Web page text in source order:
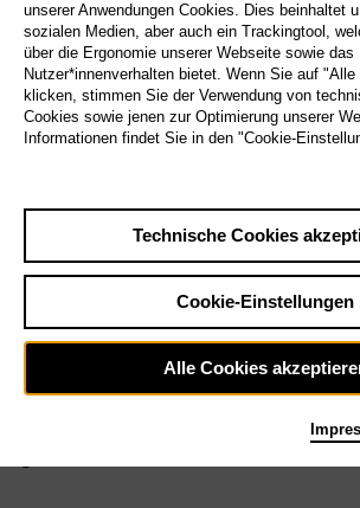
unserer Anwendungen Cookies. Dies beinhaltet
sozialen Medien, aber auch ein Trackingtool,
über die Ergonomie unserer Webseite sowie das
Nutzer*innenverhalten bietet. Wenn Sie auf
klicken, stimmen Sie der Verwendung von
Cookies sowie jenen zur Optimierung unserer
Informationen findet Sie in den "Cookie-
Technische Cookies
Cookie-Einstellungen
Alle Cookies